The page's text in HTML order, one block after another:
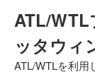
ATL/WTL
ッタウィ
ATL/WTLを利用